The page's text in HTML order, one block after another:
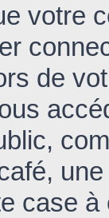
votre
de
case à